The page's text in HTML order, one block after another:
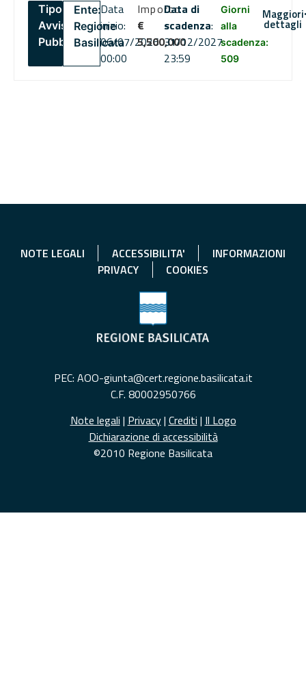
Tipo:
Avviso
Pubblico
Ente:
Regione
Basilicata
Data
inizio:
06/07/2026
00:00
Importo
€
5,500,000
Data di
scadenza:
31/12/2027
23:59
Giorni
alla
scadenza:
509
Maggiori
dettagli
NOTE LEGALI ACCESSIBILITA'
INFORMAZIONI
PRIVACY
COOKIES
PEC: AOO-giunta@cert.regione.basilicata.it
C.F. 80002950766
Note legali | Privacy| Crediti | Il Logo
Dichiarazione di accessibilità
©2010 Regione Basilicata